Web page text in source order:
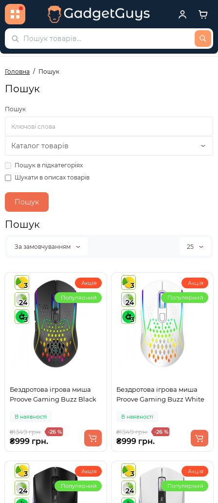
Головна Пошук
Пошук
Пошук
Пошук в підкатегоріях
Шукати в описах товарів
Пошук
За замовчуванням 25
3
24
3
Акція
Популярний
Бездротова ігрова миша
Proove Gaming Buzz Black
В наявності
₴1349 грн. -26 %
₴999 грн.
3
24
3
Акція
Популярний
Бездротова ігрова миша
Proove Gaming Buzz White
В наявності
₴1349 грн. -26 %
₴999 грн.
3
24
Акція
Популярний
3
24
Акція
Популярний